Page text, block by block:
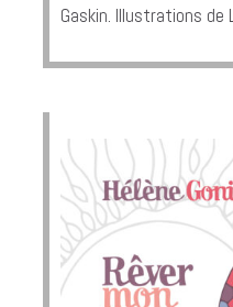
Gaskin. Illustrations de